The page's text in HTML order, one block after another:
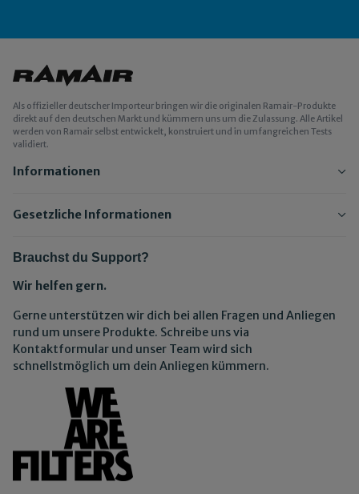
Als offizieller deutscher Importeur bringen wir die originalen Ramair-Produkte
direkt auf den deutschen Markt und kümmern uns um die Zulassung. Alle Artikel
werden von Ramair selbst entwickelt, konstruiert und in umfangreichen Tests
validiert.
Informationen
Gesetzliche Informationen
Brauchst du Support?
Wir helfen gern.
Gerne unterstützen wir dich bei allen Fragen und Anliegen
rund um unsere Produkte. Schreibe uns via
Kontaktformular und unser Team wird sich
schnellstmöglich um dein Anliegen kümmern.